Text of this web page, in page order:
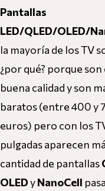
Pantallas
LED/QLED/OLED/
la mayoría de los TV
¿por qué? porque son
buena calidad y son
baratos (entre 400 y
euros) pero con los
pulgadas aparecen
cantidad de pantallas
OLEDyNanoCell